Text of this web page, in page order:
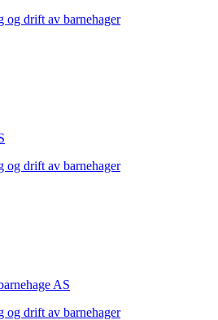
og drift av barnehager
og drift av barnehager
AS
og drift av barnehager